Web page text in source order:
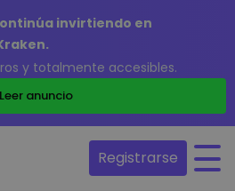
invirtiendo en
y totalmente accesibles.
Leer anuncio
Registrarse